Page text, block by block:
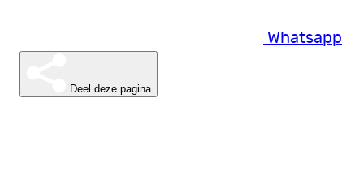
Whatsapp
Deel deze pagina